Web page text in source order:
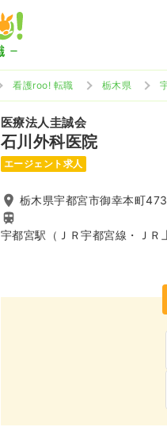
看護roo! 転職 栃木県
医療法人圭誠会
石川外科医院
エージェント求人
栃木県宇都宮市御幸本町
宇都宮駅（ＪＲ宇都宮線・ＪＲ